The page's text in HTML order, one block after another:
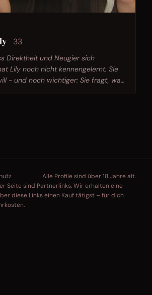
33
Direktheit und Neugier sich
Lily noch nicht kennengelernt. Sie
- und noch wichtiger: Sie fragt, was
Alle Profile sind über 18 Jahre alt.
Seite sind Partnerlinks. Wir erhalten eine
diese Links einen Kauf tätigst – für dich